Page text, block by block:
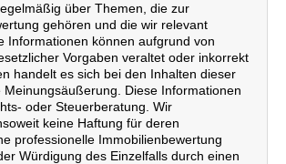
über Themen, die zur
gehören und die wir relevant
Informationen können aufgrund von
Vorgaben veraltet oder inkorrekt
handelt es sich bei den Inhalten dieser
Meinungsäußerung. Diese Informationen
oder Steuerberatung. Wir
keine Haftung für deren
professionelle Immobilienbewertung
Würdigung des Einzelfalls durch einen